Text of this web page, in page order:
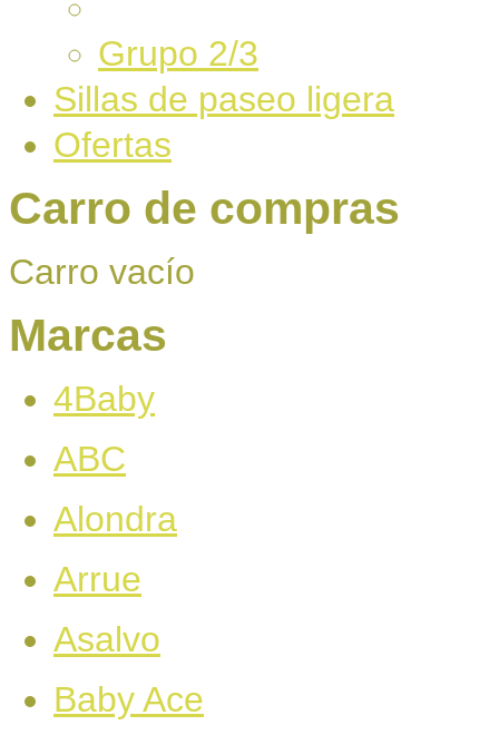
Grupo 2/3
Sillas de paseo ligera
Ofertas
Carro de compras
Carro vacío
Marcas
4Baby
ABC
Alondra
Arrue
Asalvo
Baby Ace